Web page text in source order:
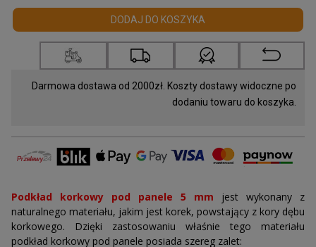
Akcesoria
Tablice w ramce
Korek dylatacyjny
Promocje
Korek na jachty i na baseny
Tkanina korkowa
DODAJ DO KOSZYKA
Darmowa dostawa od 2000zł. Koszty dostawy widoczne po
dodaniu towaru do koszyka.
Podkład korkowy pod panele 5 mm jest wykonany z
naturalnego materiału, jakim jest korek, powstający z kory dębu
korkowego. Dzięki zastosowaniu właśnie tego materiału
podkład korkowy pod panele posiada szereg zalet: